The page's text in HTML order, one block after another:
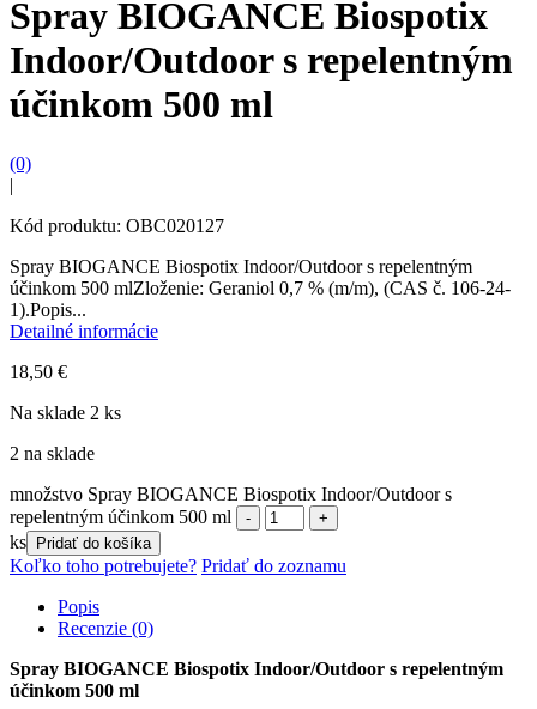
Spray BIOGANCE Biospotix
Indoor/Outdoor s repelentným
účinkom 500 ml
(0)
|
Kód produktu: OBC020127
Spray BIOGANCE Biospotix Indoor/Outdoor s repelentným
účinkom 500 mlZloženie: Geraniol 0,7 % (m/m), (CAS č. 106-24-
1).Popis...
Detailné informácie
18,50 €
Na sklade 2 ks
2 na sklade
množstvo Spray BIOGANCE Biospotix Indoor/Outdoor s
repelentným účinkom 500 ml
ks
Pridať do košíka
Koľko toho potrebujete? Pridať do zoznamu
Popis
Recenzie (0)
Spray BIOGANCE Biospotix Indoor/Outdoor s repelentným
účinkom 500 ml